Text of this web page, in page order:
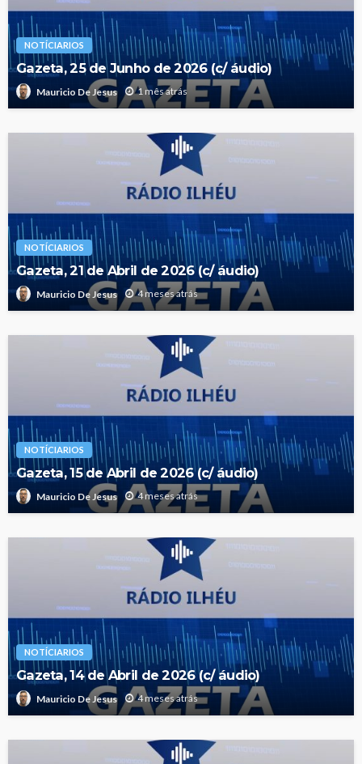
NOTÍCIARIOS
Gazeta, 25 de Junho de 2026 (c/ áudio)
Mauricio De Jesus 1 mês atrás
NOTÍCIARIOS
Gazeta, 21 de Abril de 2026 (c/ áudio)
Mauricio De Jesus 4 meses atrás
NOTÍCIARIOS
Gazeta, 15 de Abril de 2026 (c/ áudio)
Mauricio De Jesus 4 meses atrás
NOTÍCIARIOS
Gazeta, 14 de Abril de 2026 (c/ áudio)
Mauricio De Jesus 4 meses atrás